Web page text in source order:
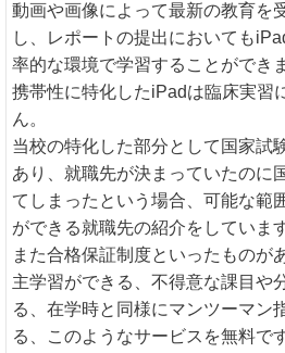
動画や画像によって最新の教育を
し、レポートの提出においても
率的な環境で学習することができ
携帯性に特化したiPadは臨床実習
ん。
当校の特化した部分として国家試
あり、就職先が決まっていたのに
てしまったという場合、可能な範
ができる就職先の紹介をしています
また合格保証制度といったものが
主学習ができる、不得意な課目や
る、在学時と同様にマンツーマン
る、このようなサービスを無料で